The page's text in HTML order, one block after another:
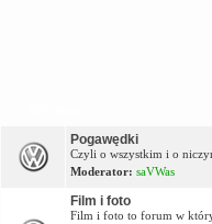
Pogawędki
Czyli o wszystkim i o
Moderator: saVWas
Film i foto
Film i foto to forum w